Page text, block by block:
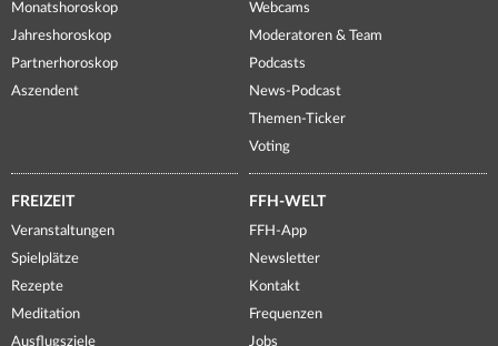
Monatshoroskop
Jahreshoroskop
Partnerhoroskop
Aszendent
Webcams
Moderatoren & Team
Podcasts
News-Podcast
Themen-Ticker
Voting
FREIZEIT
Veranstaltungen
Spielplätze
Rezepte
Meditation
Ausflugsziele
FFH-WELT
FFH-App
Newsletter
Kontakt
Frequenzen
Jobs